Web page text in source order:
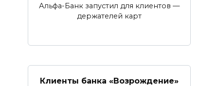
Альфа-Банк запустил для клиентов —
держателей карт
Клиенты банка «Возрождение»